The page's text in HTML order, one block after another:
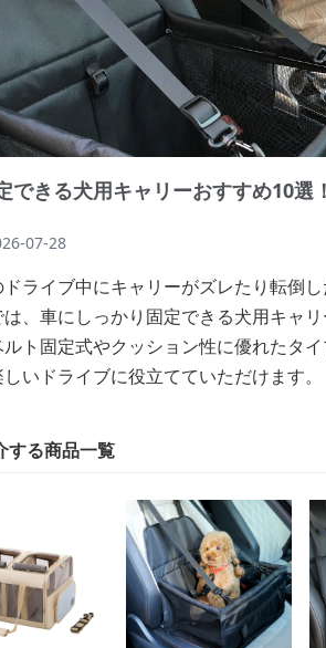
できる犬用キャリーおすすめ10
07-28
ライブ中にキャリーがズレたり転倒し
、車にしっかり固定できる犬用キャ
ルト固定式やクッション性に優れたタ
いドライブに役立てていただけます。
する商品一覧